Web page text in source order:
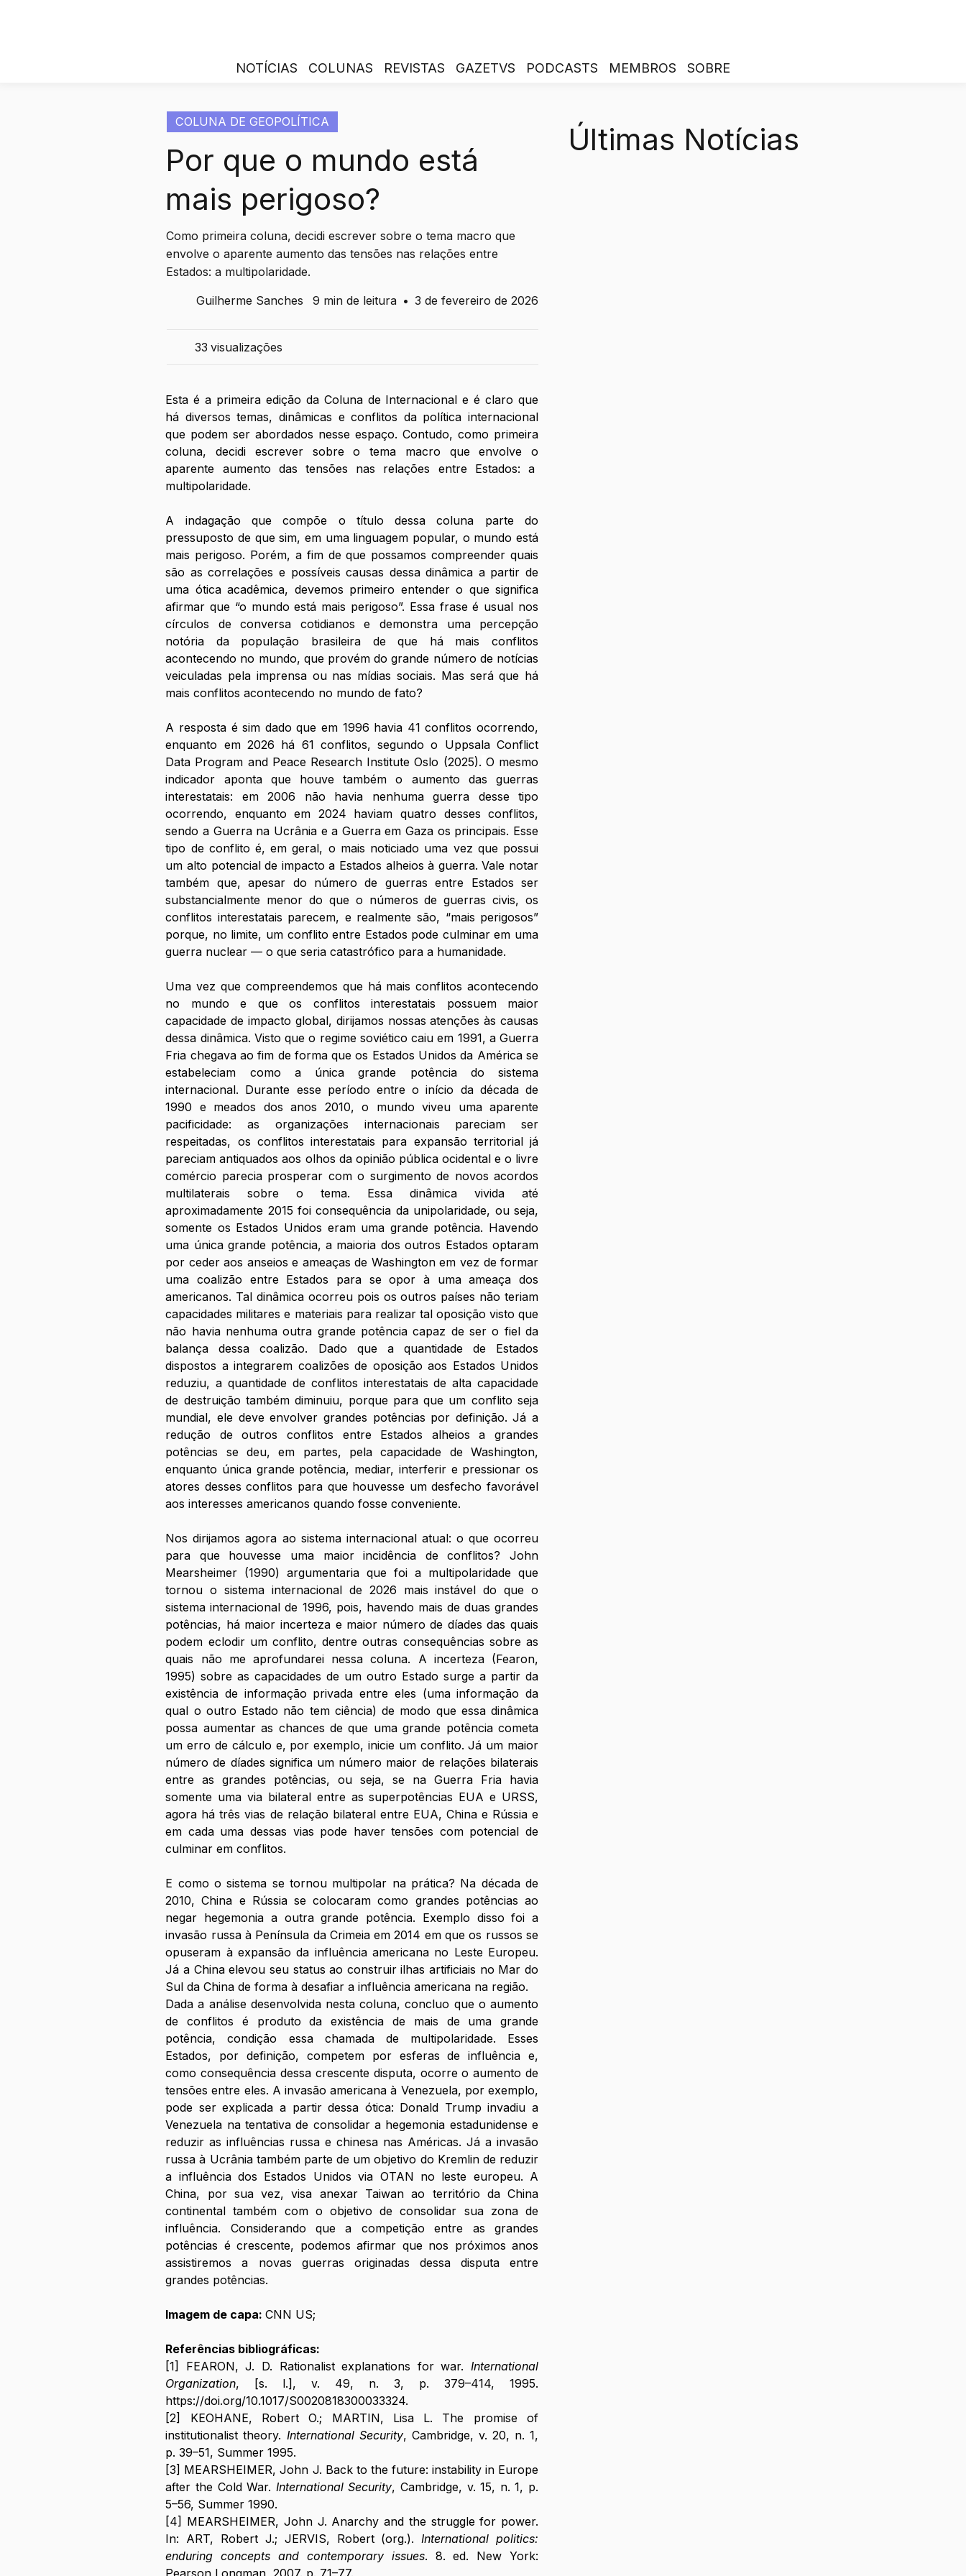
NOTÍCIAS COLUNAS REVISTAS GAZETVS PODCASTS MEMBROS SOBRE
COLUNA DE GEOPOLÍTICA
Por que o mundo está
mais perigoso?
Como primeira coluna, decidi escrever sobre o tema macro que
envolve o aparente aumento das tensões nas relações entre
Estados: a multipolaridade.
Guilherme Sanches
9 min de leitura • 3 de fevereiro de 2026
33 visualizações
Esta é a primeira edição da Coluna de Internacional e é claro que
há diversos temas, dinâmicas e conflitos da política internacional
que podem ser abordados nesse espaço. Contudo, como primeira
coluna, decidi escrever sobre o tema macro que envolve o
aparente aumento das tensões nas relações entre Estados: a
multipolaridade.
A indagação que compõe o título dessa coluna parte do
pressuposto de que sim, em uma linguagem popular, o mundo está
mais perigoso. Porém, a fim de que possamos compreender quais
são as correlações e possíveis causas dessa dinâmica a partir de
uma ótica acadêmica, devemos primeiro entender o que significa
afirmar que “o mundo está mais perigoso”. Essa frase é usual nos
círculos de conversa cotidianos e demonstra uma percepção
notória da população brasileira de que há mais conflitos
acontecendo no mundo, que provém do grande número de notícias
veiculadas pela imprensa ou nas mídias sociais. Mas será que há
mais conflitos acontecendo no mundo de fato?
A resposta é sim dado que em 1996 havia 41 conflitos ocorrendo,
enquanto em 2026 há 61 conflitos, segundo o Uppsala Conflict
Data Program and Peace Research Institute Oslo (2025). O mesmo
indicador aponta que houve também o aumento das guerras
interestatais: em 2006 não havia nenhuma guerra desse tipo
ocorrendo, enquanto em 2024 haviam quatro desses conflitos,
sendo a Guerra na Ucrânia e a Guerra em Gaza os principais. Esse
tipo de conflito é, em geral, o mais noticiado uma vez que possui
um alto potencial de impacto a Estados alheios à guerra. Vale notar
também que, apesar do número de guerras entre Estados ser
substancialmente menor do que o números de guerras civis, os
conflitos interestatais parecem, e realmente são, “mais perigosos”
porque, no limite, um conflito entre Estados pode culminar em uma
guerra nuclear — o que seria catastrófico para a humanidade.
Uma vez que compreendemos que há mais conflitos acontecendo
no mundo e que os conflitos interestatais possuem maior
capacidade de impacto global, dirijamos nossas atenções às causas
dessa dinâmica. Visto que o regime soviético caiu em 1991, a Guerra
Fria chegava ao fim de forma que os Estados Unidos da América se
estabeleciam como a única grande potência do sistema
internacional. Durante esse período entre o início da década de
1990 e meados dos anos 2010, o mundo viveu uma aparente
pacificidade: as organizações internacionais pareciam ser
respeitadas, os conflitos interestatais para expansão territorial já
pareciam antiquados aos olhos da opinião pública ocidental e o livre
comércio parecia prosperar com o surgimento de novos acordos
multilaterais sobre o tema. Essa dinâmica vivida até
aproximadamente 2015 foi consequência da unipolaridade, ou seja,
somente os Estados Unidos eram uma grande potência. Havendo
uma única grande potência, a maioria dos outros Estados optaram
por ceder aos anseios e ameaças de Washington em vez de formar
uma coalizão entre Estados para se opor à uma ameaça dos
americanos. Tal dinâmica ocorreu pois os outros países não teriam
capacidades militares e materiais para realizar tal oposição visto que
não havia nenhuma outra grande potência capaz de ser o fiel da
balança dessa coalizão. Dado que a quantidade de Estados
dispostos a integrarem coalizões de oposição aos Estados Unidos
reduziu, a quantidade de conflitos interestatais de alta capacidade
de destruição também diminuiu, porque para que um conflito seja
mundial, ele deve envolver grandes potências por definição. Já a
redução de outros conflitos entre Estados alheios a grandes
potências se deu, em partes, pela capacidade de Washington,
enquanto única grande potência, mediar, interferir e pressionar os
atores desses conflitos para que houvesse um desfecho favorável
aos interesses americanos quando fosse conveniente.
Nos dirijamos agora ao sistema internacional atual: o que ocorreu
para que houvesse uma maior incidência de conflitos? John
Mearsheimer (1990) argumentaria que foi a multipolaridade que
tornou o sistema internacional de 2026 mais instável do que o
sistema internacional de 1996, pois, havendo mais de duas grandes
potências, há maior incerteza e maior número de díades das quais
podem eclodir um conflito, dentre outras consequências sobre as
quais não me aprofundarei nessa coluna. A incerteza (Fearon,
1995) sobre as capacidades de um outro Estado surge a partir da
existência de informação privada entre eles (uma informação da
qual o outro Estado não tem ciência) de modo que essa dinâmica
possa aumentar as chances de que uma grande potência cometa
um erro de cálculo e, por exemplo, inicie um conflito. Já um maior
número de díades significa um número maior de relações bilaterais
entre as grandes potências, ou seja, se na Guerra Fria havia
somente uma via bilateral entre as superpotências EUA e URSS,
agora há três vias de relação bilateral entre EUA, China e Rússia e
em cada uma dessas vias pode haver tensões com potencial de
culminar em conflitos.
E como o sistema se tornou multipolar na prática? Na década de
2010, China e Rússia se colocaram como grandes potências ao
negar hegemonia a outra grande potência. Exemplo disso foi a
invasão russa à Península da Crimeia em 2014 em que os russos se
opuseram à expansão da influência americana no Leste Europeu.
Já a China elevou seu status ao construir ilhas artificiais no Mar do
Sul da China de forma à desafiar a influência americana na região.
Dada a análise desenvolvida nesta coluna, concluo que o aumento
de conflitos é produto da existência de mais de uma grande
potência, condição essa chamada de multipolaridade. Esses
Estados, por definição, competem por esferas de influência e,
como consequência dessa crescente disputa, ocorre o aumento de
tensões entre eles. A invasão americana à Venezuela, por exemplo,
pode ser explicada a partir dessa ótica: Donald Trump invadiu a
Venezuela na tentativa de consolidar a hegemonia estadunidense e
reduzir as influências russa e chinesa nas Américas. Já a invasão
russa à Ucrânia também parte de um objetivo do Kremlin de reduzir
a influência dos Estados Unidos via OTAN no leste europeu. A
China, por sua vez, visa anexar Taiwan ao território da China
continental também com o objetivo de consolidar sua zona de
influência. Considerando que a competição entre as grandes
potências é crescente, podemos afirmar que nos próximos anos
assistiremos a novas guerras originadas dessa disputa entre
grandes potências.
Imagem de capa: CNN US;
Referências bibliográficas:
[1] FEARON, J. D. Rationalist explanations for war. International
Organization
https://doi.org/10.1017/S0020818300033324.
[2] KEOHANE, Robert O.; MARTIN, Lisa L. The promise of
institutionalist theory. International Security, Cambridge, v. 20, n. 1,
p. 39–51, Summer 1995.
[3] MEARSHEIMER, John J. Back to the future: instability in Europe
after the Cold War. International Security, Cambridge, v. 15, n. 1, p.
5–56, Summer 1990.
[4] MEARSHEIMER, John J. Anarchy and the struggle for power.
In: ART, Robert J.; JERVIS, Robert (org.). International politics:
enduring concepts and contemporary issues. 8. ed. New York:
Últimas Notícias